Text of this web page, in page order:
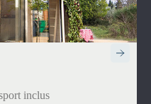
inclus